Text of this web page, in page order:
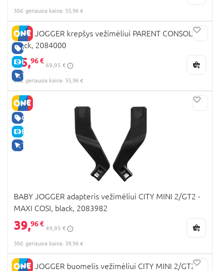
30d. geriausia kaina: 55,96 €
GERA KAINA
E-KAINA
TIK INTERNETU
BABY JOGGER krepšys vežimėliui PARENT CONSOLE 2,
black, 2084000
55,96 €
69,95 €
30d. geriausia kaina: 55,96 €
GERA KAINA
E-KAINA
TIK INTERNETU
BABY JOGGER adapteris vežimėliui CITY MINI 2/GT2 -
MAXI COSI, black, 2083982
39,96 €
49,95 €
30d. geriausia kaina: 39,96 €
BABY JOGGER buomelis vežimėliui CITY MINI 2/GT2